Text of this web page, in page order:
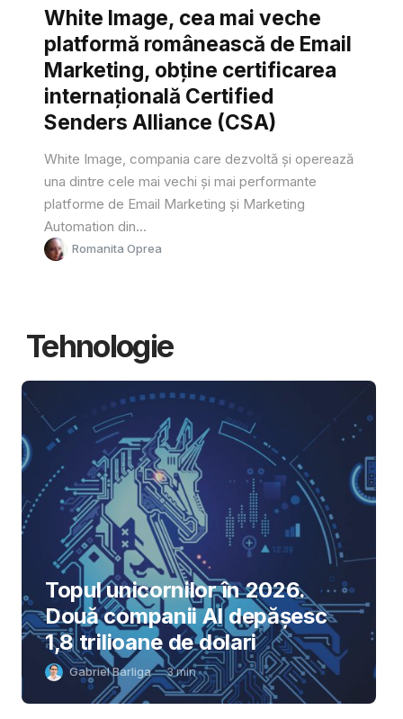
White Image, cea mai veche
platformă românească de Email
Marketing, obține certificarea
internațională Certified
Senders Alliance (CSA)
White Image, compania care dezvoltă și operează
una dintre cele mai vechi și mai performante
platforme de Email Marketing și Marketing
Automation din...
Romanita Oprea
Tehnologie
Topul unicornilor în 2026.
Două companii AI depășesc
1,8 trilioane de dolari
Gabriel Barliga 3min